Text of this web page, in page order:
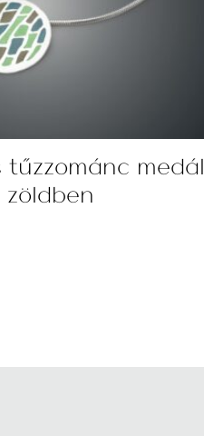
tűzzománc medál
zöldben